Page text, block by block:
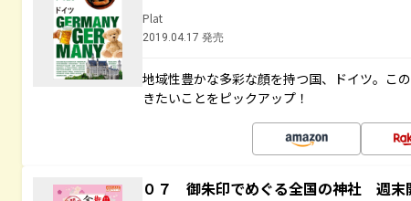
Plat
2019.04.17 発売
地域性豊かな多彩な顔を持つ国、ドイツ。こ
きたいことをピックアップ！
０７ 御朱印でめぐる全国の神社 週